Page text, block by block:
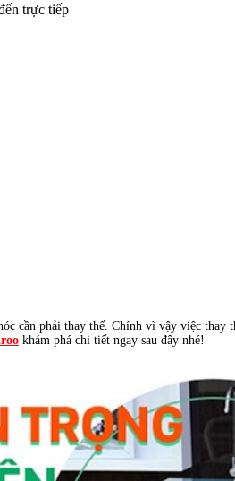
trực tiếp
cần phải thay thế. Chính vì vậy việc
khám phá chi tiết ngay sau đây nhé!